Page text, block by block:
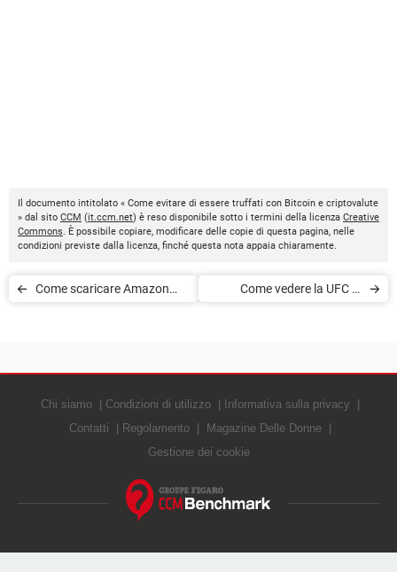
Il documento intitolato « Come evitare di essere truffati con Bitcoin e criptovalute
» dal sito CCM (it.ccm.net) è reso disponibile sotto i termini della licenza Creative
Commons. È possibile copiare, modificare delle copie di questa pagina, nelle
condizioni previste dalla licenza, finché questa nota appaia chiaramente.
Come scaricare Amazon
Come vedere la UFC in
Chi siamo Condizioni di utilizzo
Informativa sulla privacy
Contatti
Regolamento
Magazine Delle Donne
Gestione dei cookie